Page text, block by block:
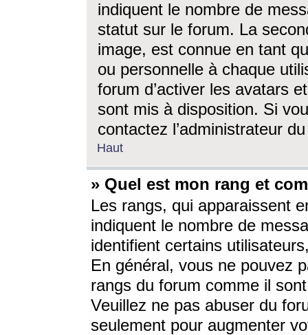
indiquent le nombre de
statut sur le forum. La
image, est connue en tant
ou personnelle à chaque
forum d’activer les avatars
sont mis à disposition. Si
contactez l’administrateur
Haut
» Quel est mon rang et
Les rangs, qui apparaissent
indiquent le nombre de
identifient certains
En général, vous ne pouvez
rangs du forum comme il
Veuillez ne pas abuser du
seulement pour augmenter